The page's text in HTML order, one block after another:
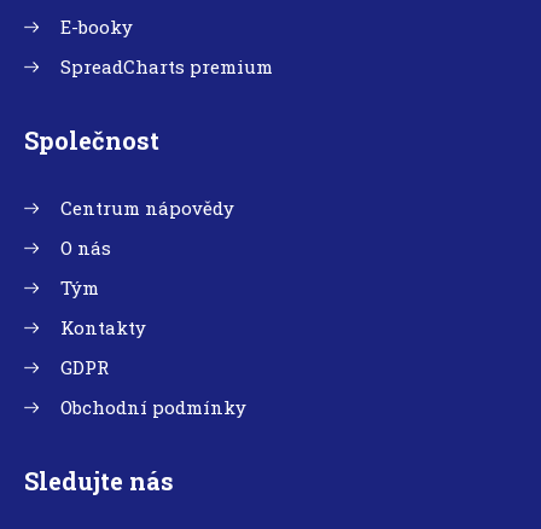
E-booky
SpreadCharts premium
Společnost
Centrum nápovědy
O nás
Tým
Kontakty
GDPR
Obchodní podmínky
Sledujte nás